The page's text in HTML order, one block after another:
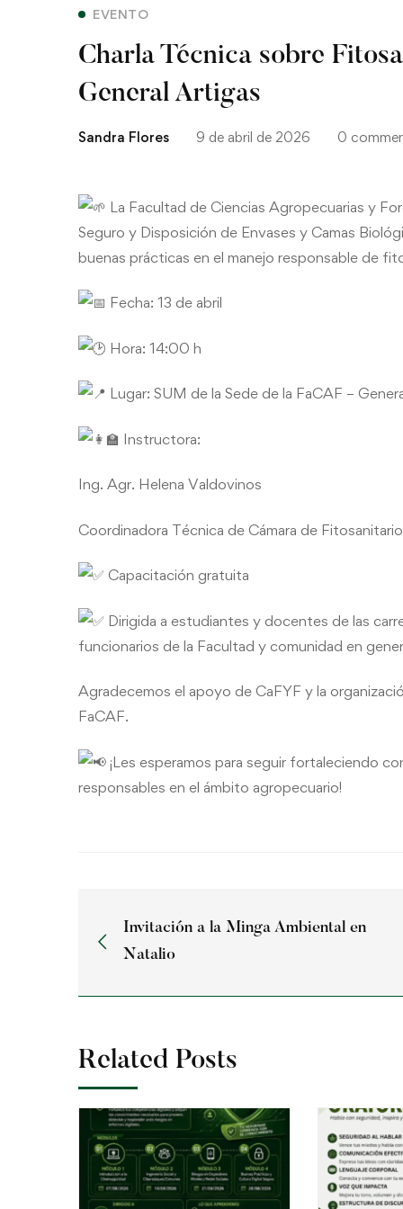
EVENTO
Charla Técnica sobre
General Artigas
Sandra Flores 9 de abril de 2026 0
La Facultad de Ciencias Agropecuarias y
Seguro y Disposición de Envases y Camas
buenas prácticas en el manejo responsable de
Fecha: 13 de abril
Hora: 14:00 h
Lugar: SUM de la Sede de la FaCAF –
Instructora:
Ing. Agr. Helena Valdovinos
Coordinadora Técnica de Cámara de
Capacitación gratuita
Dirigida a estudiantes y docentes de las
funcionarios de la Facultad y comunidad en
Agradecemos el apoyo de CaFYF y la
FaCAF.
¡Les esperamos para seguir fortaleciendo
responsables en el ámbito agropecuario!
Invitación a la Minga Ambiental en
Natalio
Related Posts